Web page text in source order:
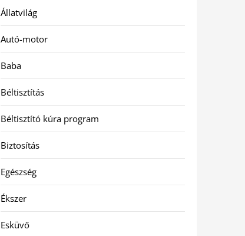
Állatvilág
Autó-motor
Baba
Béltisztítás
Béltisztító kúra program
Biztosítás
Egészség
Ékszer
Esküvő